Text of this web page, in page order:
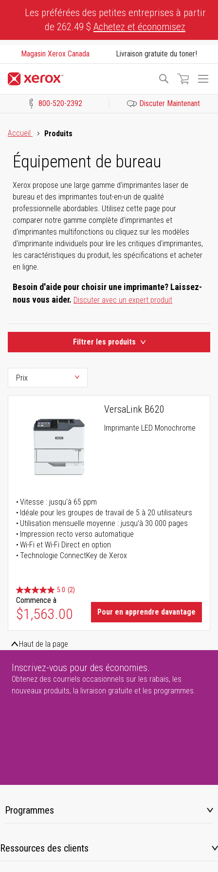
Les préférées des petites entreprises à partir
de 262.49 $ Achetez et économisez
Magasin Xerox Canada Livraison gratuite du toner!
Recherche
800-520-2392 Discuter Maintenant
Accueil
Produits
Équipement de bureau
Xerox propose une large gamme d'imprimantes laser de
bureau et des imprimantes tout-en-un de qualité
professionnelle abordables. Utilisez cette page pour
comparer notre gamme complète d'imprimantes et
d'imprimantes multifonctions ou cliquez sur les modèles
d'imprimante individuels pour lire les critiques d'imprimantes,
les caractéristiques du produit, les spécifications et acheter
en ligne.
Besoin d'aide pour choisir une imprimante? Laissez-
nous vous aider. Discuter avec un expert produit
Filtrer les produits
VersaLink B620
Imprimante LED Monochrome
Vitesse : jusqu'à 65 ppm
Idéale pour les groupes de travail de 5 à 20 utilisateurs
Utilisation mensuelle moyenne : jusqu'à 30 000 pages
Impression recto verso automatique
Wi-Fi et Wi-Fi Direct en option
Technologie ConnectKey de Xerox
5.0 (2)
Commence à
$1,563.00 Pour en apprendre davantage
Haut de la page
Inscrivez-vous pour des économies.
Obtenez des courriels occasionnels sur les rabais, les
nouveaux produits, la livraison gratuite et les programmes.
Programmes
Ressources des clients